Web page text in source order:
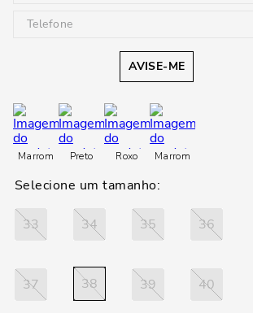
AVISE-ME
Marrom Preto Roxo Marrom
33 34 35 36
37 38 39 40